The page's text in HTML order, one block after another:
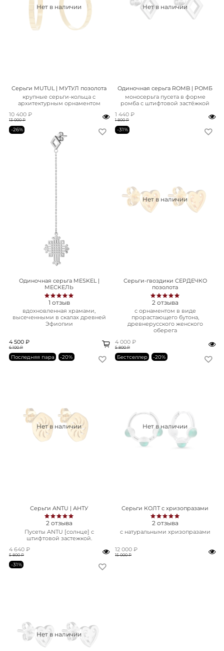
Нет в наличии
Серьги MUTUL | МУТУЛ позолота
крупные серьги-кольца с
архитектурным орнаментом
10 400 ₽
13 000 ₽
Нет в наличии
Одиночная серьга ROMB | РОМБ
моносерьга пусета в форме
ромба с штифтовой застёжкой
1 440 ₽
1 800 ₽
-26%
Одиночная серьга MESKEL |
МЕСКЕЛЬ
1 отзыв
вдохновленная храмами,
высеченными в скалах древней
Эфиопии
4 500 ₽
6 100 ₽
Нет в наличии
-31%
Серьги-гвоздики СЕРДЕЧКО
позолота
2 отзыва
с орнаментом в виде
прорастающего бутона,
древнерусского женского
оберега
4 000 ₽
5 800 ₽
Нет в наличии
Последняя пара -20%
Серьги ANTU | АНТУ
2 отзыва
Пусеты ANTU [солнце] с
штифтовой застежкой.
4 640 ₽
5 800 ₽
Нет в наличии
Бестселлер -20%
Серьги КОЛТ с хризопразами
2 отзыва
с натуральными хризопразами
12 000 ₽
15 000 ₽
Нет в наличии
-31%